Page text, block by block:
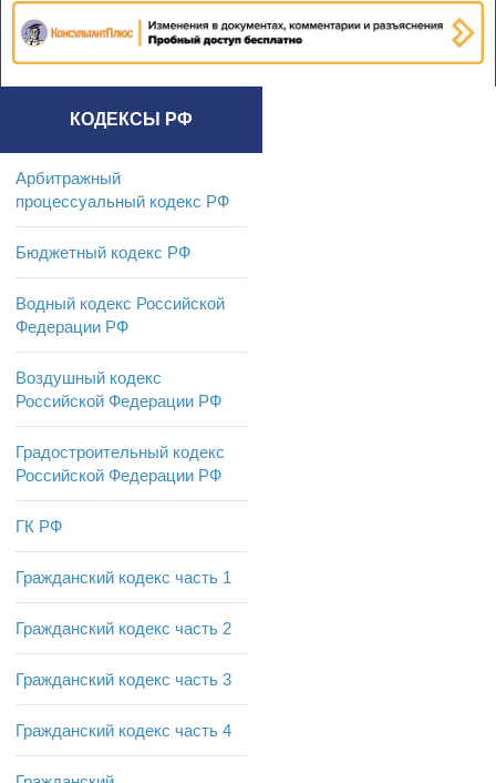
КОДЕКСЫ РФ
Арбитражный
процессуальный кодекс РФ
Бюджетный кодекс РФ
Водный кодекс Российской
Федерации РФ
Воздушный кодекс
Российской Федерации РФ
Градостроительный кодекс
Российской Федерации РФ
ГК РФ
Гражданский кодекс часть 1
Гражданский кодекс часть 2
Гражданский кодекс часть 3
Гражданский кодекс часть 4